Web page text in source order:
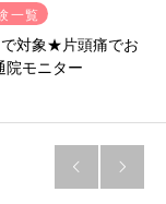
一覧
対象★片頭痛でお
院モニター
 